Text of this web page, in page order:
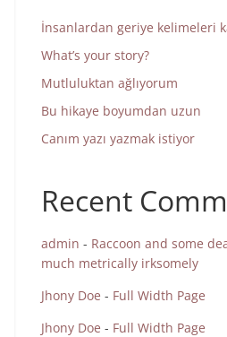
İnsanlardan geriye kelimeleri
What’s your story?
Mutluluktan ağlıyorum
Bu hikaye boyumdan uzun
Canım yazı yazmak istiyor
Recent
admin - Raccoon and some
much metrically irksomely
Jhony Doe - Full Width Page
Jhony Doe - Full Width Page